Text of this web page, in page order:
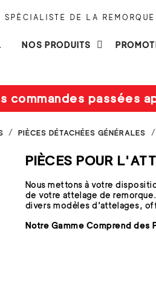
SPÉCIALISTE DE LA
NOS PRODUITS
commandes passées
PIÈCES DÉTACHÉES GÉNÉRALES
PIÈCES POUR
Nous mettons à votre
de votre attelage de
divers modèles d'attelages,
Notre Gamme Comprend des